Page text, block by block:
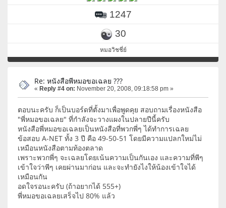
1247
30
หมอวิชชี่ย์
Re: หนังสือพีหมอขอเฉลย ???
« Reply #4 on: November 20, 2008, 09:18:58 pm »
ตอบนะครับ ก็เป็นบอร์ดที่ตั้งมาเพื่อพูดคุย สอบถามเรื่องหนังสือ
"พี่หมอขอเฉลย" ที่กำลังจะวางแผงในปลายปีนี้ครับ
หนังสือพี่หมอขอเฉลยเป็นหนังสือที่พวกพี่ๆ ได้ทำการเฉลย
ข้อสอบ A-NET ทั้ง 3 ปี คือ 49-50-51 โดยมีความแปลกใหม่ไม่
เหมือนหนังสือตามท้องตลาด
เพราะพวกพี่ๆ จะเฉลยโดยเน้นความเป็นกันเอง และความที่พีๆ
เข้าใจว่าพีๆ เคยผ่านมาก่อน และจะทำยังไงให้น้องเข้าใจได้
เหมือนกัน
อดใจรอนะครับ (ถ้าอยากได้ 555+)
พี่หมอขอเฉลยเสร็จไป 80% แล้ว